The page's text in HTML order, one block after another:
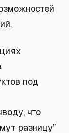
под
что
разницу”